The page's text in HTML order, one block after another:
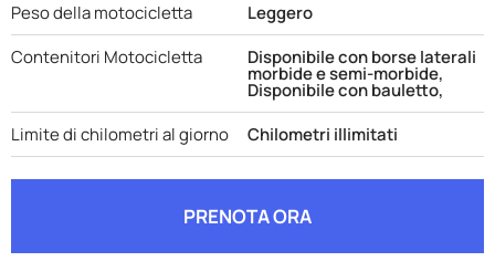
Peso della motocicletta
Leggero
Contenitori Motocicletta
Disponibile con borse laterali
morbide e semi-morbide,
Disponibile con bauletto,
Limite di chilometri al giorno
Chilometri illimitati
PRENOTA ORA